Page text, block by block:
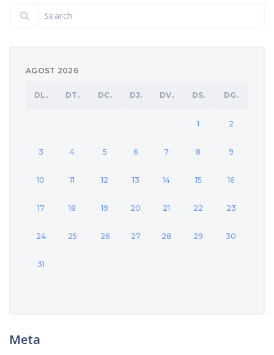
AGOST 2026
DL. DT. DC. DJ. DV. DS. DG.
1 2
3 4 5 6 7 8 9
10 11 12 13 14 15 16
17 18 19 20 21 22 23
24 25 26 27 28 29 30
31
Meta